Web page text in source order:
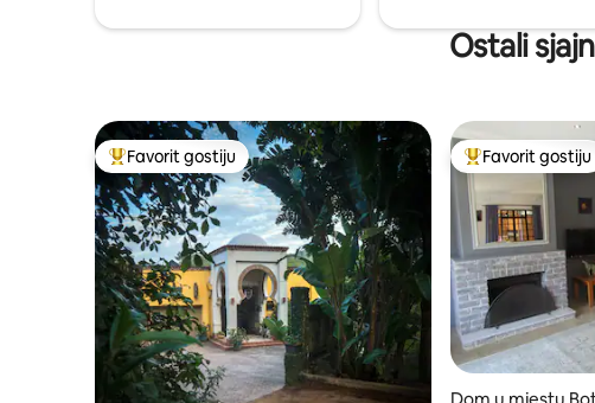
Ostali
Glavni favorit gostiju
Favorit gostiju Glavni favorit
Favorit gostiju